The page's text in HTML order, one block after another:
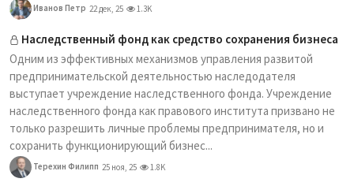
Иванов Петр 22 дек, 25 1.3K
Наследственный фонд как средство сохранения бизнеса
Одним из эффективных механизмов управления развитой
предпринимательской деятельностью наследодателя
выступает учреждение наследственного фонда. Учреждение
наследственного фонда как правового института призвано не
только разрешить личные проблемы предпринимателя, но и
сохранить функционирующий бизнес...
Терехин Филипп 25 ноя, 25 1.8K